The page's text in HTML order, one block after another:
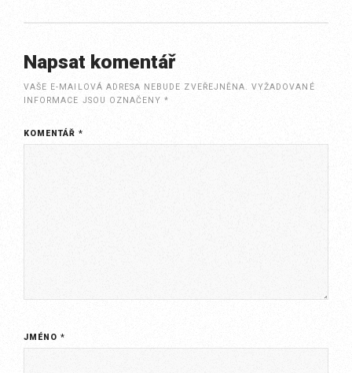
Napsat komentář
VAŠE E-MAILOVÁ ADRESA NEBUDE ZVEŘEJNĚNA. VYŽADOVANÉ
INFORMACE JSOU OZNAČENY*
KOMENTÁŘ*
JMÉNO*